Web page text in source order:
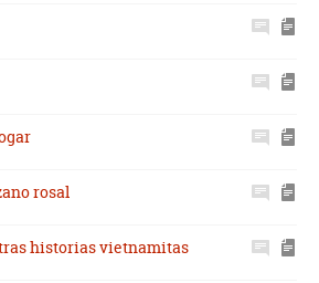
rosal
historias vietnamitas